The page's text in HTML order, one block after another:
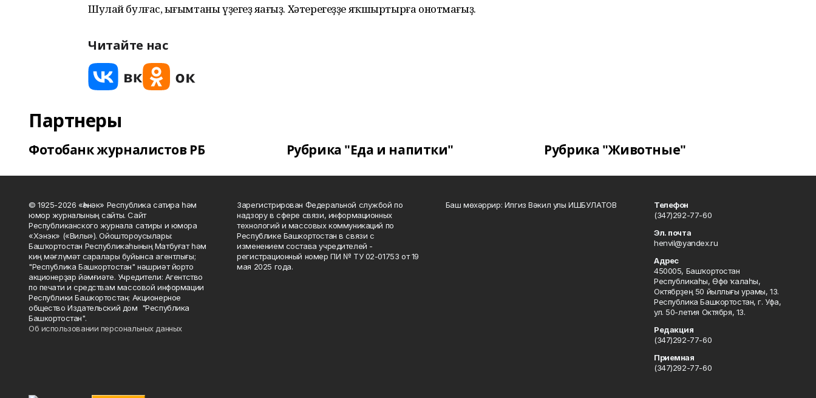
Шулай булғас, һығымтаны үҙегеҙ яһағыҙ. Хәтерегеҙҙе яҡшыртырға онотмағыҙ.
Читайте нас
Партнеры
Фотобанк журналистов РБ Рубрика "Еда и напитки" Рубрика "Животные"
© 1925-2026 «Һәнәк» Республика сатира һәм
юмор журналының сайты. Сайт
Республиканского журнала сатиры и юмора
«Хэнэк» («Вилы»). Ойоштороусылары:
Башҡортостан Республикаһының Матбуғат һәм
киң мәғлүмәт саралары буйынса агентлығы;
"Республика Башкортостан" нәшриәт йорто
акционерҙар йәмғиәте. Учредители: Агентство
по печати и средствам массовой информации
Республики Башкортостан; Акционерное
общество Издательский дом "Республика
Башкортостан".
Об использовании персональных данных
Зарегистрирован Федеральной службой по
надзору в сфере связи, информационных
технологий и массовых коммуникаций по
Республике Башкортостан в связи с
изменением состава учредителей -
регистрационный номер ПИ № ТУ 02-01753 от 19
мая 2025 года.
Баш мөхәррир: Илгиз Вәкил улы ИШБУЛАТОВ
Телефон
(347)292-77-60
Эл. почта
henvil@yandex.ru
Адрес
450005, Башҡортостан
Республикаһы, Өфө ҡалаһы,
Октябрҙең 50 йыллығы урамы, 13.
Республика Башкортостан, г. Уфа,
ул. 50-летия Октября, 13.
Редакция
(347)292-77-60
Приемная
(347)292-77-60